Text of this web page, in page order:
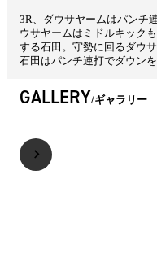
3R、ダウサヤームはパンチ
ウサヤームはミドルキック
する石田。守勢に回るダウ
石田はパンチ連打でダウン
GALLERY ギャラリー